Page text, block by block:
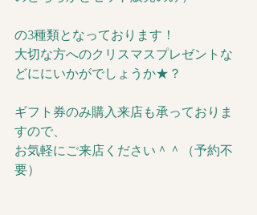
の3種類となっております！
大切な方へのクリスマスプレゼントな
どににいかがでしょうか★？
ギフト券のみ購入来店も承っておりま
すので、
お気軽にご来店ください＾＾（予約不
要）